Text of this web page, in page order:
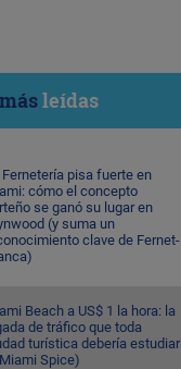
leídas
Fernetería pisa fuerte en
cómo el concepto
se ganó su lugar en
(y suma un
clave de Fernet-
Beach a US$ 1 la hora: la
de tráfico que toda
turística debería estudiar
Spice)